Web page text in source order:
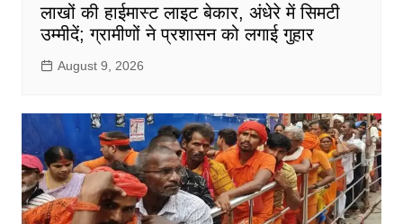
लाखों की हाईमास्ट लाइट बेकार, अंधेरे में सिमटी
उम्मीदें; ग्रामीणों ने प्रशासन को लगाई गुहार
August 9, 2026